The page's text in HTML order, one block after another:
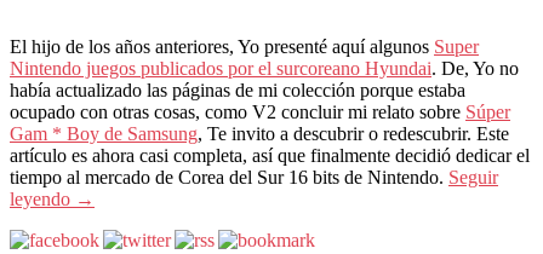
El hijo de los años anteriores, Yo presenté aquí algunos Super
Nintendo juegos publicados por el surcoreano Hyundai. De, Yo no
había actualizado las páginas de mi colección porque estaba
ocupado con otras cosas, como V2 concluir mi relato sobre Súper
Gam * Boy de Samsung, Te invito a descubrir o redescubrir. Este
artículo es ahora casi completa, así que finalmente decidió dedicar el
tiempo al mercado de Corea del Sur 16 bits de Nintendo. Seguir
leyendo →